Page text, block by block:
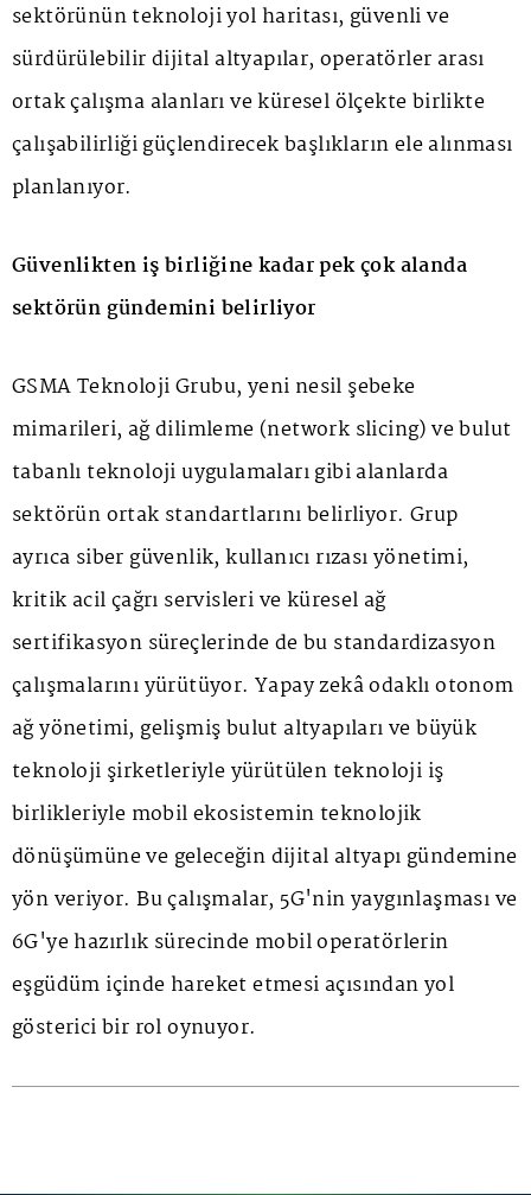
sektörünün teknoloji yol haritası, güvenli ve
sürdürülebilir dijital altyapılar, operatörler arası
ortak çalışma alanları ve küresel ölçekte birlikte
çalışabilirliği güçlendirecek başlıkların ele alınması
planlanıyor.
Güvenlikten iş birliğine kadar pek çok alanda
sektörün gündemini belirliyor
GSMA Teknoloji Grubu, yeni nesil şebeke
mimarileri, ağ dilimleme (network slicing) ve bulut
tabanlı teknoloji uygulamaları gibi alanlarda
sektörün ortak standartlarını belirliyor. Grup
ayrıca siber güvenlik, kullanıcı rızası yönetimi,
kritik acil çağrı servisleri ve küresel ağ
sertifikasyon süreçlerinde de bu standardizasyon
çalışmalarını yürütüyor. Yapay zekâ odaklı otonom
ağ yönetimi, gelişmiş bulut altyapıları ve büyük
teknoloji şirketleriyle yürütülen teknoloji iş
birlikleriyle mobil ekosistemin teknolojik
dönüşümüne ve geleceğin dijital altyapı gündemine
yön veriyor. Bu çalışmalar, 5G'nin yaygınlaşması ve
6G'ye hazırlık sürecinde mobil operatörlerin
eşgüdüm içinde hareket etmesi açısından yol
gösterici bir rol oynuyor.